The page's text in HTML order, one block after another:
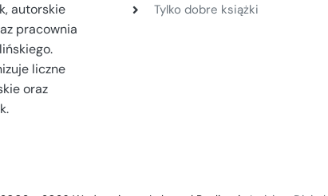
autorskie
pracownia
liczne
oraz
Tylko dobre książki